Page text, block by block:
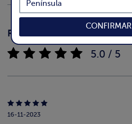
Reseñas
5.0 / 5
16-11-2023
CONFIRMAR